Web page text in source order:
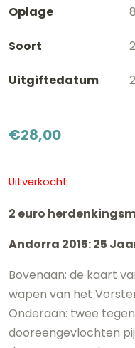
Oplage
Soort
Uitgiftedatum
€28,00
Uitverkocht
2 euro
Andorra 2015: 25
Bovenaan: de kaart
wapen van het
Onderaan: twee
dooreengevlochten